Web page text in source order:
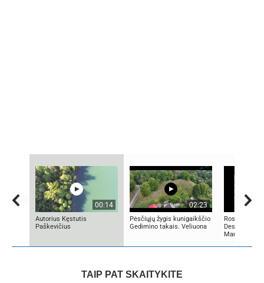
00:14
Autorius Kęstutis
Paškevičius
02:23
Pėsčiųjų žygis kunigaikščio
Gedimino takais. Veliuona
Rose
Dessert by
Manuela
TAIP PAT SKAITYKITE